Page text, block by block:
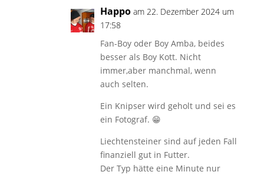
Happo am 22. Dezember 2024 um
17:58
Fan-Boy oder Boy Amba, beides
besser als Boy Kott. Nicht
immer,aber manchmal, wenn
auch selten.
Ein Knipser wird geholt und sei es
ein Fotograf. 😁
Liechtensteiner sind auf jeden Fall
finanziell gut in Futter.
Der Typ hätte eine Minute nur